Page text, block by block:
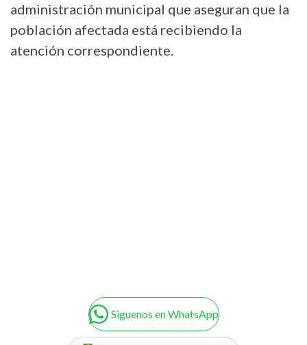
administración municipal que aseguran que la
población afectada está recibiendo la
atención correspondiente.
Siguenos en WhatsApp